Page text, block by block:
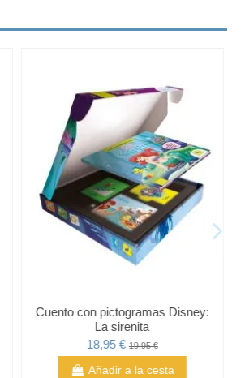
Cuento con pictogramas Disney:
La sirenita
18,95 €19,95 €
Añadir a la cesta